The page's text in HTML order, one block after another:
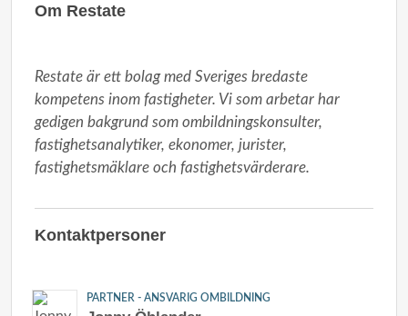
Om Restate
Restate är ett bolag med Sveriges bredaste
kompetens inom fastigheter. Vi som arbetar har
gedigen bakgrund som ombildningskonsulter,
fastighetsanalytiker, ekonomer, jurister,
fastighetsmäklare och fastighetsvärderare.
Kontaktpersoner
PARTNER - ANSVARIG OMBILDNING